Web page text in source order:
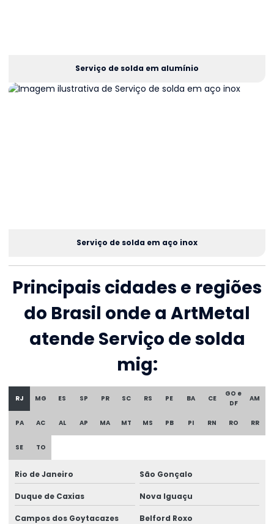
Serviço de solda em alumínio
Serviço de solda em aço inox
Principais cidades e regiões
do Brasil onde a ArtMetal
atende Serviço de solda
mig:
RJ MG ES SP PR SC RS PE BA CE
GO e
DF
AM
PA AC AL AP MA MT MS PB PI RN RO RR
SE TO
Rio de Janeiro São Gonçalo
Duque de Caxias Nova Iguaçu
Campos dos Goytacazes Belford Roxo